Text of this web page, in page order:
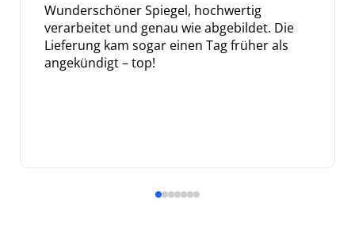
Wunderschöner Spiegel, hochwertig
verarbeitet und genau wie abgebildet. Die
Lieferung kam sogar einen Tag früher als
angekündigt – top!